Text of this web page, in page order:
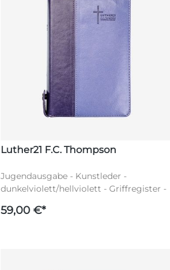
Luther21 F.C. Thompson
Jugendausgabe - Kunstleder -
dunkelviolett/hellviolett - Griffregister -
Jesu in schwarz - Luther21 F.C. Thompson
59,00 €*